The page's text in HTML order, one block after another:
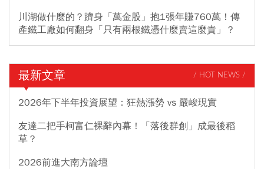
川湖做什麼的？躋身「萬金股」抱1張年賺760萬！傳
產鐵工廠如何翻身「只有兩根鐵憑什麼賣這麼貴」？
最新文章 / HOT NEWS /
2026年下半年投資展望：狂熱漲勢 vs 嚴峻現實
友達二把手柯富仁裸辭內幕！「落後群創」成最後稻
草？
2026前進大南方論壇